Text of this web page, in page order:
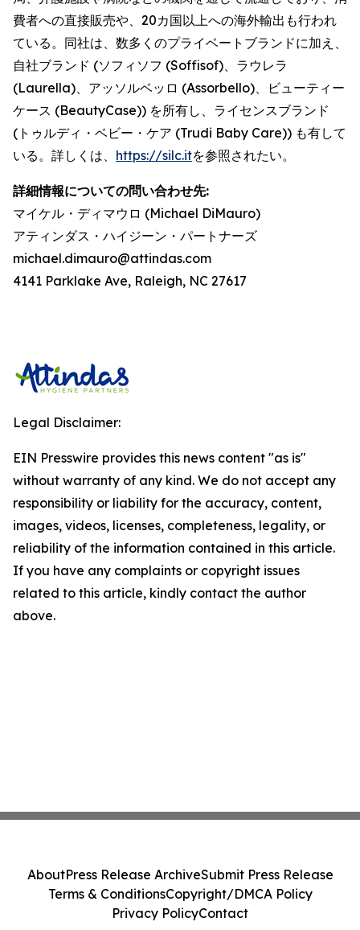
費者への直接販売や、20カ国以上への海外輸出も行われ
ている。同社は、数多くのプライベートブランドに加え、
自社ブランド (ソフィソフ (Soffisof)、ラウレラ
(Laurella)、アッソルベッロ (Assorbello)、ビューティー
ケース (BeautyCase)) を所有し、ライセンスブランド
(トゥルディ・ベビー・ケア (Trudi Baby Care)) も有して
いる。詳しくは、 https://silc.itを参照されたい。
詳細情報についての問い合わせ先:
マイケル・ディマウロ (Michael DiMauro)
アティンダス・ハイジーン・パートナーズ
michael.dimauro@attindas.com
4141 Parklake Ave, Raleigh, NC 27617
Legal Disclaimer:
EIN Presswire provides this news content "as is"
without warranty of any kind. We do not accept any
responsibility or liability for the accuracy, content,
images, videos, licenses, completeness, legality, or
reliability of the information contained in this article.
If you have any complaints or copyright issues
related to this article, kindly contact the author
above.
AboutPress Release ArchiveSubmit Press Release
Terms & ConditionsCopyright/DMCA Policy
Privacy PolicyContact